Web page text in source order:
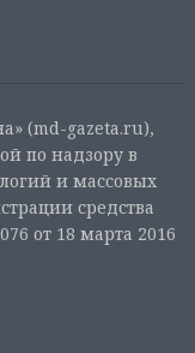
(md-gazeta.ru),
по надзору в
и массовых
средства
от 18 марта 2016